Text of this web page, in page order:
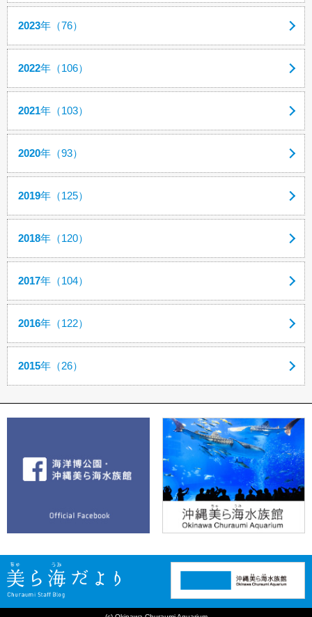
2023年（76）
2022年（106）
2021年（103）
2020年（93）
2019年（125）
2018年（120）
2017年（104）
2016年（122）
2015年（26）